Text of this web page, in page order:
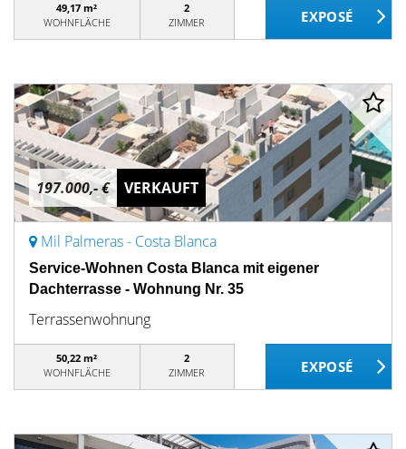
49,17 m²
WOHNFLÄCHE
2
ZIMMER
197.000,- € VERKAUFT
Mil Palmeras - Costa Blanca
Service-Wohnen Costa Blanca mit eigener
Dachterrasse - Wohnung Nr. 35
Terrassenwohnung
50,22 m²
WOHNFLÄCHE
2
ZIMMER